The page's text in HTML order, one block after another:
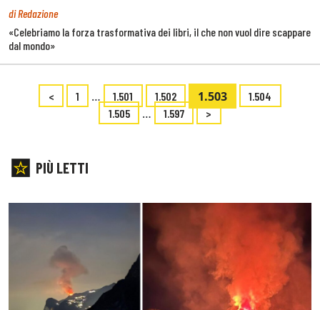
di Redazione
«Celebriamo la forza trasformativa dei libri, il che non vuol dire scappare
dal mondo»
< 1 … 1.501 1.502 1.503
1.504
1.505
… 1.597 >
PIÙ LETTI